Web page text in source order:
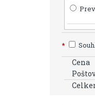
*
Cena